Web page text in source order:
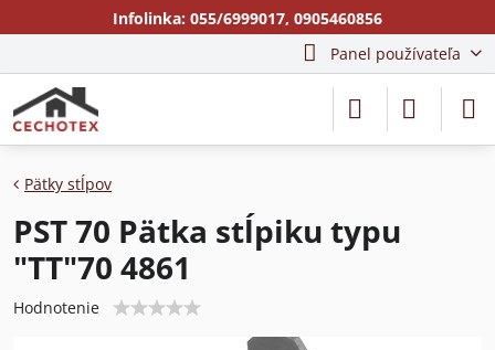
Infolinka: 055/6999017, 0905460856
Panel používateľa
Pätky stĺpov
PST 70 Pätka stĺpiku typu
"TT"70 4861
Hodnotenie